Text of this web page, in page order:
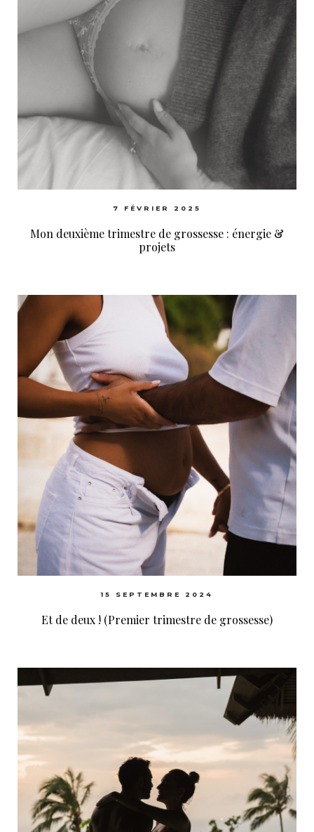
7 FÉVRIER 2025
Mon deuxième trimestre de grossesse : énergie &
projets
15 SEPTEMBRE 2024
Et de deux ! (Premier trimestre de grossesse)